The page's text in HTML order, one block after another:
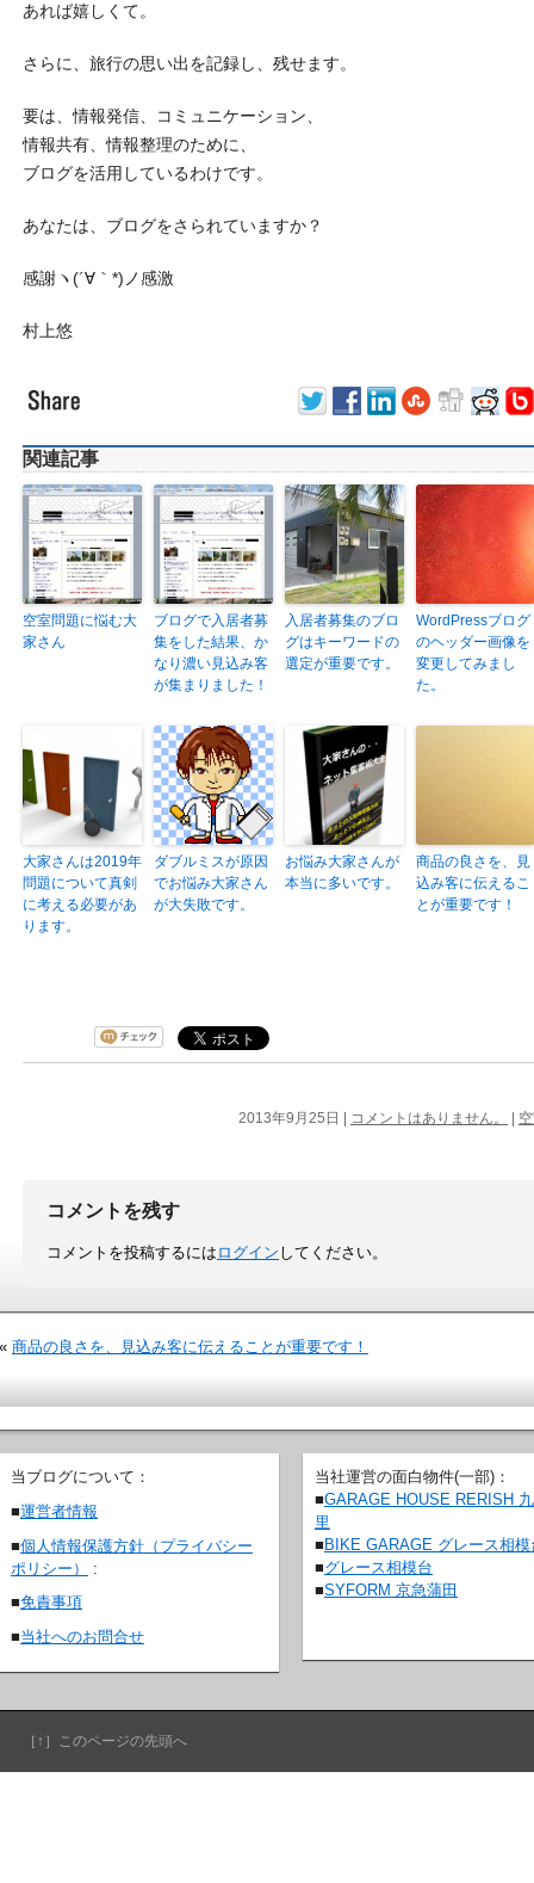
あれば嬉しくて。
さらに、旅行の思い出を記録し、残せます。
要は、情報発信、コミュニケーション、
情報共有、情報整理のために、
ブログを活用しているわけです。
あなたは、ブログをさられていますか？
感謝ヽ(´∀｀*)ノ感激
村上悠
関連記事
空室問題に悩む大
家さん
ブログで入居者募
集をした結果、か
なり濃い見込み客
が集まりました！
入居者募集のブロ
グはキーワードの
選定が重要です。
WordPressブログ
のヘッダー画像を
変更してみまし
た。
大家さんは2019年
問題について真剣
に考える必要があ
ります。
ダブルミスが原因
でお悩み大家さん
が大失敗です。
お悩み大家さんが
本当に多いです。
商品の良さを、見
込み客に伝えるこ
とが重要です！
2013年9月25日 | コメントはありません。
コメントを残す
コメントを投稿するには ログイン してください。
« 商品の良さを、見込み客に伝えることが重要です！
当ブログについて：
■運営者情報
■個人情報保護方針（プライバシー
ポリシー）
:
■免責事項
■当社へのお問合せ
当社運営の面白物件(一部)：
■GARAGE HOUSE RERISH
里
■ BIKE GARAGE グレース相模
■グレース相模台
■SYFORM 京急蒲田
［↑］このページの先頭へ